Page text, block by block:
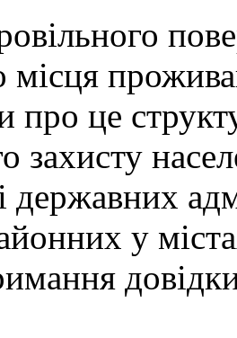
місця
про це
захисту
державних
у